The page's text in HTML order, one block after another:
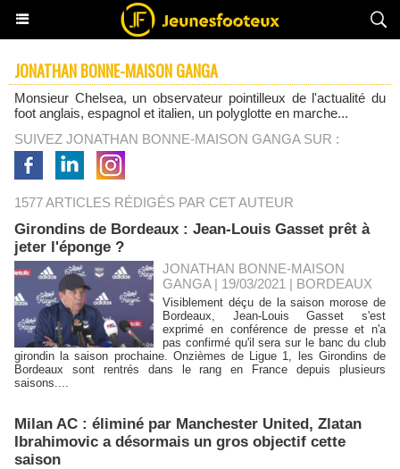
JONATHAN BONNE-MAISON GANGA
Monsieur Chelsea, un observateur pointilleux de l'actualité du
foot anglais, espagnol et italien, un polyglotte en marche...
SUIVEZ JONATHAN BONNE-MAISON GANGA SUR :
1577 ARTICLES RÉDIGÉS PAR CET AUTEUR
Girondins de Bordeaux : Jean-Louis Gasset prêt à
jeter l'éponge ?
JONATHAN BONNE-MAISON
GANGA | 19/03/2021 | BORDEAUX
Visiblement déçu de la saison morose de
Bordeaux, Jean-Louis Gasset s'est
exprimé en conférence de presse et n'a
pas confirmé qu'il sera sur le banc du club
girondin la saison prochaine. Onzièmes de Ligue 1, les Girondins de
Bordeaux sont rentrés dans le rang en France depuis plusieurs
saisons....
Milan AC : éliminé par Manchester United, Zlatan
Ibrahimovic a désormais un gros objectif cette
saison